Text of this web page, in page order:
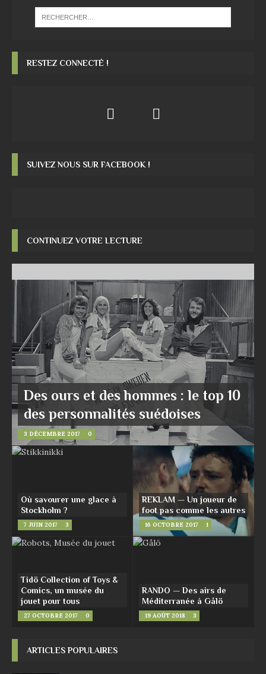
RESTEZ CONNECTÉ !
SUIVEZ NOUS SUR FACEBOOK !
CONTINUEZ VOTRE LECTURE
Des ours et des hommes : le top 10
des personnalités suédoises
3 DÉCEMBRE 2017 0
Où savourer une glace à
Stockholm ?
7 JUIN 2017 3
REKLAM — Un joueur de
foot pas comme les autres
16 OCTOBRE 2017 1
Tidö Collection of Toys &
Comics, un musée du
jouet pour tous
27 OCTOBRE 2017 0
RANDO — Des airs de
Méditerranée à Gålö
19 AOÛT 2018 3
ARTICLES POPULAIRES